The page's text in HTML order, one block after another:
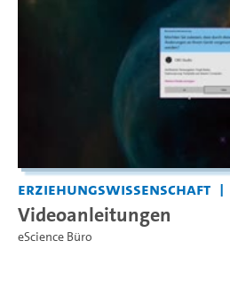
Erziehungswissenschaft
Videoanleitungen
eScience Büro